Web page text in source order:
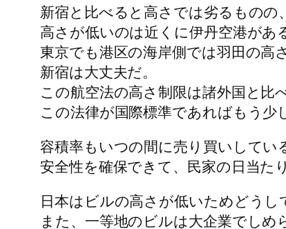
新宿と比べると高さでは劣るものの
高さが低いのは近くに伊丹空港があ
東京でも港区の海岸側では羽田の高
新宿は大丈夫だ。
この航空法の高さ制限は諸外国と比
この法律が国際標準であればもう少
容積率もいつの間に売り買いしてい
安全性を確保できて、民家の日当た
日本はビルの高さが低いためどうし
また、一等地のビルは大企業でしめ